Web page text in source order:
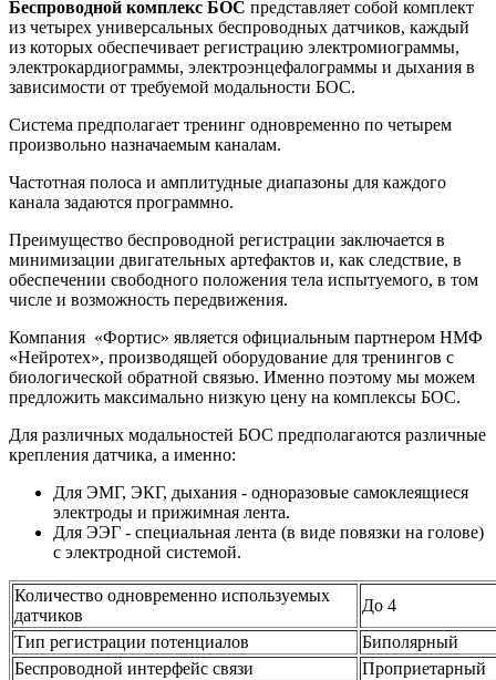
Беспроводной комплекс БОС представляет собой комплект
из четырех универсальных беспроводных датчиков, каждый
из которых обеспечивает регистрацию электромиограммы,
электрокардиограммы, электроэнцефалограммы и дыхания в
зависимости от требуемой модальности БОС.
Система предполагает тренинг одновременно по четырем
произвольно назначаемым каналам.
Частотная полоса и амплитудные диапазоны для каждого
канала задаются программно.
Преимущество беспроводной регистрации заключается в
минимизации двигательных артефактов и, как следствие, в
обеспечении свободного положения тела испытуемого, в том
числе и возможность передвижения.
Компания «Фортис» является официальным партнером НМФ
«Нейротех», производящей оборудование для тренингов с
биологической обратной связью. Именно поэтому мы можем
предложить максимально низкую цену на комплексы БОС.
Для различных модальностей БОС предполагаются различные
крепления датчика, а именно:
Для ЭМГ, ЭКГ, дыхания - одноразовые самоклеящиеся
электроды и прижимная лента.
Для ЭЭГ - специальная лента (в виде повязки на голове)
с электродной системой.
Количество одновременно используемых
датчиков
До 4
Тип регистрации потенциалов
Биполярный
Беспроводной интерфейс связи
Проприетарный